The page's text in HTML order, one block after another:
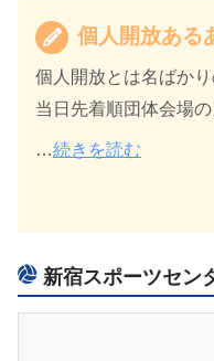
個人開放ある
個人開放とは名ばか
当日先着順団体会場の
…続きを読む
新宿スポーツセン